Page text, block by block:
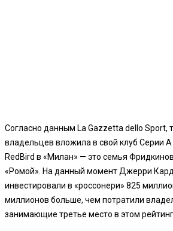
Согласно данным La Gazzetta dello Sport,
владельцев вложила в свой клуб Серии
RedBird в «Милан» — это семья
«Ромой». На данный момент Джерри
инвестировали в «россонери» 825
миллионов больше, чем потратили
занимающие третье место в этом